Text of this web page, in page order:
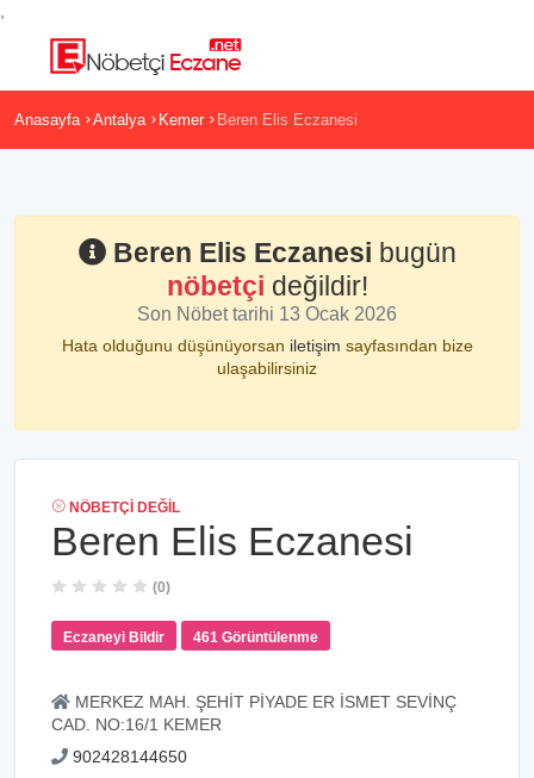
Anasayfa Antalya Kemer Beren Elis Eczanesi
Beren Elis Eczanesi bugün
nöbetçi değildir!
Son Nöbet tarihi 13 Ocak 2026
Hata olduğunu düşünüyorsan iletişim sayfasından bize
ulaşabilirsiniz
NÖBETÇI DEĞIL
Beren Elis Eczanesi
(0)
Eczaneyi Bildir 461 Görüntülenme
MERKEZ MAH. ŞEHİT PİYADE ER İSMET SEVİNÇ
CAD. NO:16/1 KEMER
902428144650